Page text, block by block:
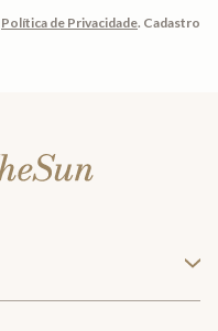
Política de Privacidade. Cadastro
+